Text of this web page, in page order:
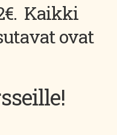
Kaikki
ovat